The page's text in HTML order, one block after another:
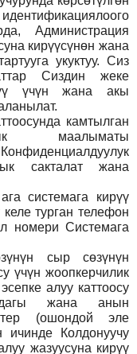
Администрация
кирүүсүнөн жана
укуктуу. Сиз
Сиздин жеке
үчүн жана акы
камтылган
маалыматы
сакталат жана
системага кирүү
турган телефон
номери Системага
сыр сөзүнүн
үчүн жоопкерчилик
алуу каттоосу
жана анын
(ошондой эле
ичинде Колдонуучу
жазуусуна кирүү